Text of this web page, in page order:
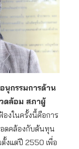
นุกรรมการด้าน
ดล้อม สภาผู้
งในครั้งนี้คือการ
ดคล้องกับต้นทุน
งแต่ปี 2550 เพื่อ